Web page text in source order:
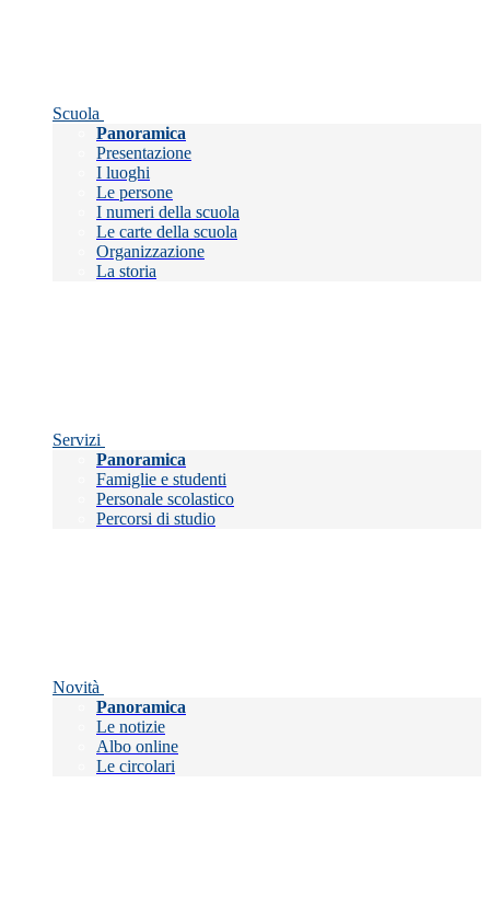
Scuola
Panoramica
Presentazione
I luoghi
Le persone
I numeri della scuola
Le carte della scuola
Organizzazione
La storia
Servizi
Panoramica
Famiglie e studenti
Personale scolastico
Percorsi di studio
Novità
Panoramica
Le notizie
Albo online
Le circolari